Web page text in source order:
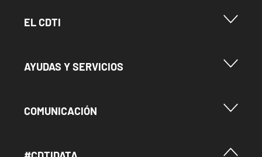
Menu Footer Cdti
EL CDTI
Menu Footer Ayudas y Servicios
AYUDAS Y SERVICIOS
Menu Footer Comunicación
COMUNICACIÓN
Menú Footer #Cdtidata